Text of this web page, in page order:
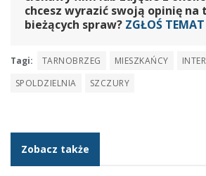
chcesz wyrazić swoją opinię na
bieżących spraw? ZGŁOŚ
Tagi: TARNOBRZEG MIESZKAŃCY
SPOLDZIELNIA
SZCZURY
Zobacz także